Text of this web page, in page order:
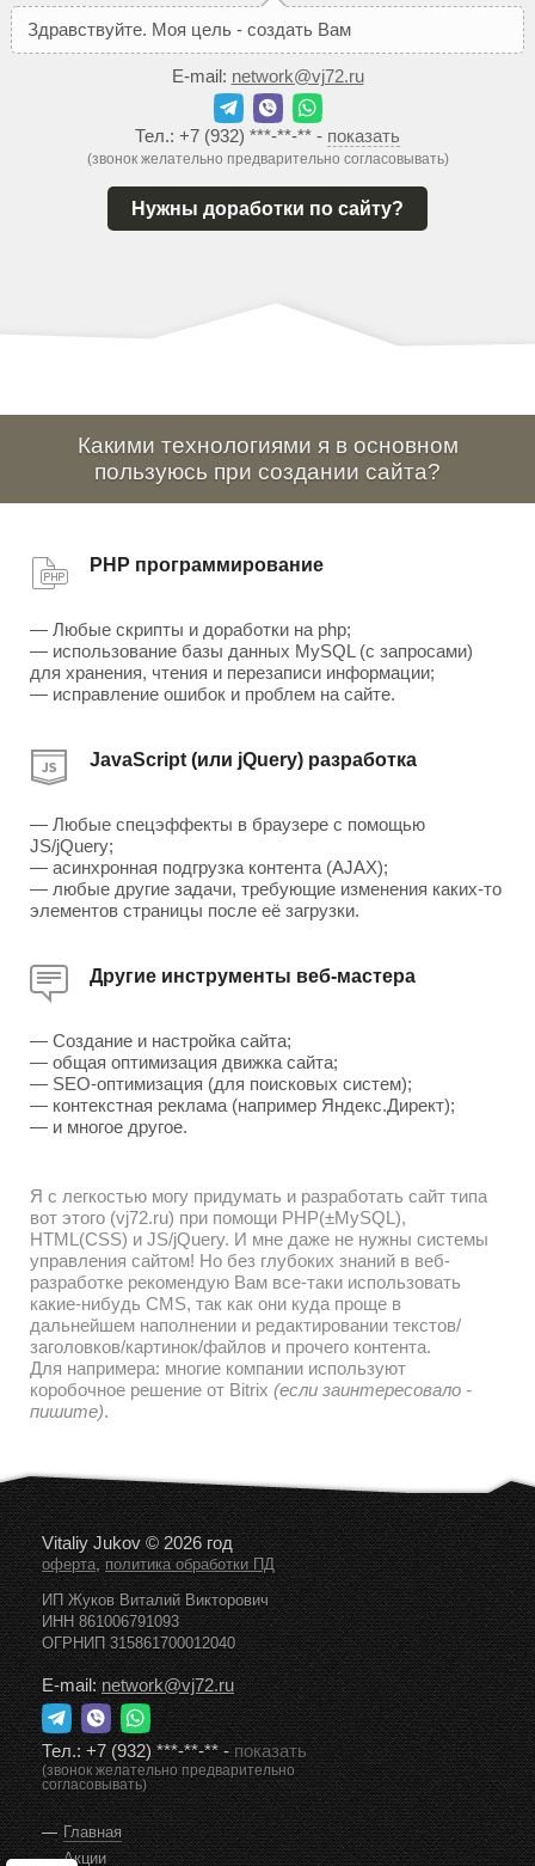
Здравствуйте. Моя цель - создать Вам
E-mail: network@vj72.ru
Тел.: +7 (932) ***-**-** - показать
(звонок желательно предварительно согласовывать)
Нужны доработки по сайту?
Какими технологиями я в основном
пользуюсь при создании сайта?
PHP программирование
— Любые скрипты и доработки на php;
— использование базы данных MySQL (с запросами)
для хранения, чтения и перезаписи информации;
— исправление ошибок и проблем на сайте.
JavaScript (или jQuery) разработка
— Любые спецэффекты в браузере с помощью
JS/jQuery;
— асинхронная подгрузка контента (AJAX);
— любые другие задачи, требующие изменения каких-то
элементов страницы после её загрузки.
Другие инструменты веб-мастера
— Создание и настройка сайта;
— общая оптимизация движка сайта;
— SEO-оптимизация (для поисковых систем);
— контекстная реклама (например Яндекс.Директ);
— и многое другое.
Я с легкостью могу придумать и разработать сайт типа
вот этого (vj72.ru) при помощи PHP(±MySQL),
HTML(CSS) и JS/jQuery. И мне даже не нужны системы
управления сайтом! Но без глубоких знаний в веб-
разработке рекомендую Вам все-таки использовать
какие-нибудь CMS, так как они куда проще в
дальнейшем наполнении и редактировании текстов/
заголовков/картинок/файлов и прочего контента.
Для напримера: многие компании используют
коробочное решение от Bitrix (если заинтересовало -
пишите).
Vitaliy Jukov © 2026 год
оферта,политика обработки ПД
ИП Жуков Виталий Викторович
ИНН 861006791093
ОГРНИП 315861700012040
E-mail:network@vj72.ru
Тел.:+7 (932) ***-**-**-показать
(звонок желательно предварительно
согласовывать)
Главная
Акции